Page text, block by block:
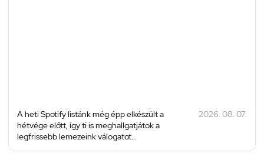
A heti Spotify listánk még épp elkészült a
hétvége előtt, így ti is meghallgatjátok a
legfrissebb lemezeink válogatot...
2026. 08. 07.